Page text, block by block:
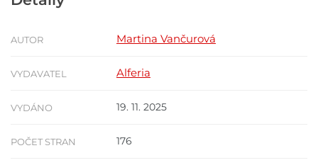
AUTOR Martina Vančurová
VYDAVATEL Alferia
VYDÁNO 19. 11. 2025
POČET STRAN 176